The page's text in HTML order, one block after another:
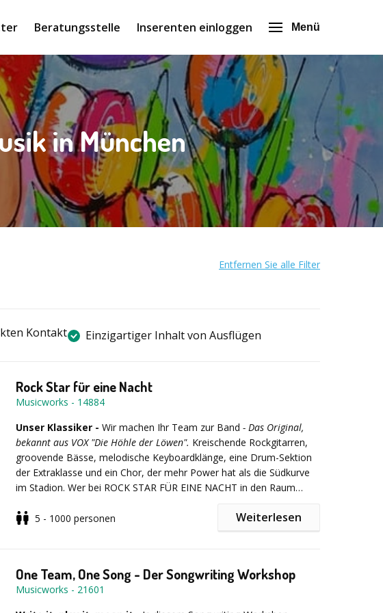
Beratungsstelle Inserenten einloggen Menü
in München
Entfernen Sie alle Filter
Kontakt Einzigartiger Inhalt von Ausflügen
Rock Star für eine Nacht
Musicworks - 14884
Unser Klassiker - Wir machen Ihr Team zur Band - Das Original,
bekannt aus VOX "Die Höhle der Löwen". Kreischende Rockgitarren,
groovende Bässe, melodische Keyboardklänge, eine Drum-Sektion
der Extraklasse und ein Chor, der mehr Power hat als die Südkurve
im Stadion. Wer bei ROCK STAR FÜR EINE NACHT in den Raum
eine Gruppe von Kollegen war, ist nun eine waschechte Rockband,
In 1-3 Stundenwerden Sie mit uns zur Rockband und spielen
5 - 1000 personen Weiterlesen
One Team, One Song - Der Songwriting Workshop
Musicworks - 21601